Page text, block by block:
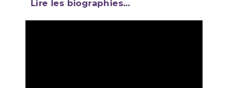
Lire les biographies…